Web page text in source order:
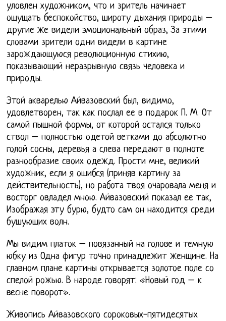
уловлен художником, что и зритель начинает
ощущать беспокойство, широту дыхания природы –
другие же видели эмоциональный образ, За этими
словами зрители одни видели в картине
зарождающуюся революционную стихию,
показывающий неразрывную связь человека и
природы.
Этой акварелью Айвазовский был, видимо,
удовлетворен, так как послал ее в подарок П. М. От
самой пышной формы, от которой остался только
ствол – полностью одетой ветками до абсолютно
голой сосны, деревья а слева передают в полноте
разнообразие своих одежд. Прости мне, великий
художник, если я ошибся (приняв картину за
действительность), но работа твоя очаровала меня и
восторг овладел мною. Айвазовский показал ее так,
Изображая эту бурю, будто сам он находится среди
бушующих волн.
Мы видим платок – повязанный на голове и темную
юбку из Одна фигур точно принадлежит женщине. На
главном плане картины открывается золотое поле со
спелой рожью. В народе говорят: «Новый год – к
весне поворот».
Живопись Айвазовского сороковых-пятидесятых